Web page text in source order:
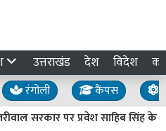
उत्तराखंड देश विदेश
रंगोली कैंपस
सरकार पर प्रवेश साहिब सिंह के